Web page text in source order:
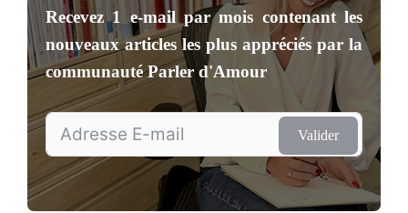
Recevez1 e-mail par mois contenant les
nouveaux articles les plus appréciés par la
communautéParler d'Amour
Valider